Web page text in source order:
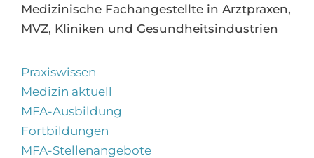
Medizinische Fachangestellte in Arztpraxen,
MVZ, Kliniken und Gesundheitsindustrien
Praxiswissen
Medizin aktuell
MFA-Ausbildung
Fortbildungen
MFA-Stellenangebote